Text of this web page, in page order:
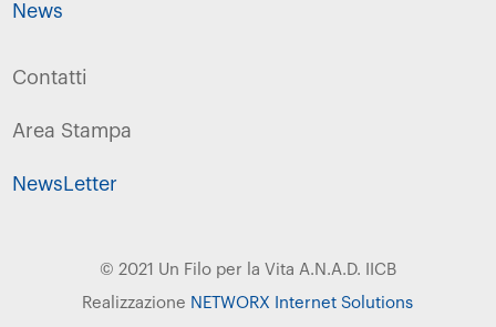
News
Contatti
Area Stampa
NewsLetter
© 2021 Un Filo per la Vita A.N.A.D. IICB
Realizzazione NETWORX Internet Solutions